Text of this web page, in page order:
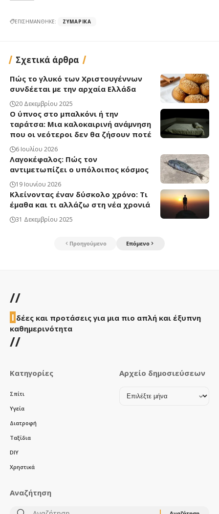
ΕΠΙΣΗΜΑΝΘΗΚΕ: ΖΥΜΑΡΙΚΆ
Σχετικά άρθρα
Πώς το γλυκό των Χριστουγέννων
συνδέεται με την αρχαία Ελλάδα
20 Δεκεμβρίου 2025
Ο ύπνος στο μπαλκόνι ή την
ταράτσα: Μια καλοκαιρινή ανάμνηση
που οι νεότεροι δεν θα ζήσουν ποτέ
6 Ιουλίου 2026
Λαγοκέφαλος: Πώς τον
αντιμετωπίζει ο υπόλοιπος κόσμος
19 Ιουνίου 2026
Κλείνοντας έναν δύσκολο χρόνο: Τι
έμαθα και τι αλλάζω στη νέα χρονιά
31 Δεκεμβρίου 2025
Προηγούμενο Επόμενο
//
Ι δέες και προτάσεις για μια πιο απλή και έξυπνη
καθημερινότητα
//
Κατηγορίες
Σπίτι
Υγεία
Διατροφή
Ταξίδια
DIY
Χρηστικά
Αρχείο δημοσιεύσεων
Αρχείο
Αναζήτηση